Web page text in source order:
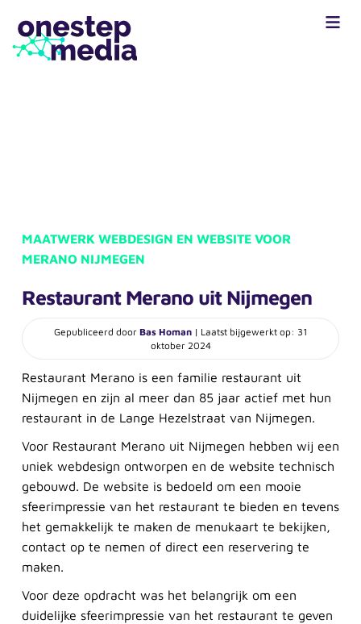
MAATWERK WEBDESIGN EN WEBSITE VOOR
MERANO NIJMEGEN
Restaurant Merano uit Nijmegen
Gepubliceerd door Bas Homan | Laatst bijgewerkt op: 31
oktober 2024
Restaurant Merano is een familie restaurant uit
Nijmegen en zijn al meer dan 85 jaar actief met hun
restaurant in de Lange Hezelstraat van Nijmegen.
Voor Restaurant Merano uit Nijmegen hebben wij een
uniek webdesign ontworpen en de website technisch
gebouwd. De website is bedoeld om een mooie
sfeerimpressie van het restaurant te bieden en tevens
het gemakkelijk te maken de menukaart te bekijken,
contact op te nemen of direct een reservering te
maken.
Voor deze opdracht was het belangrijk om een
duidelijke sfeerimpressie van het restaurant te geven